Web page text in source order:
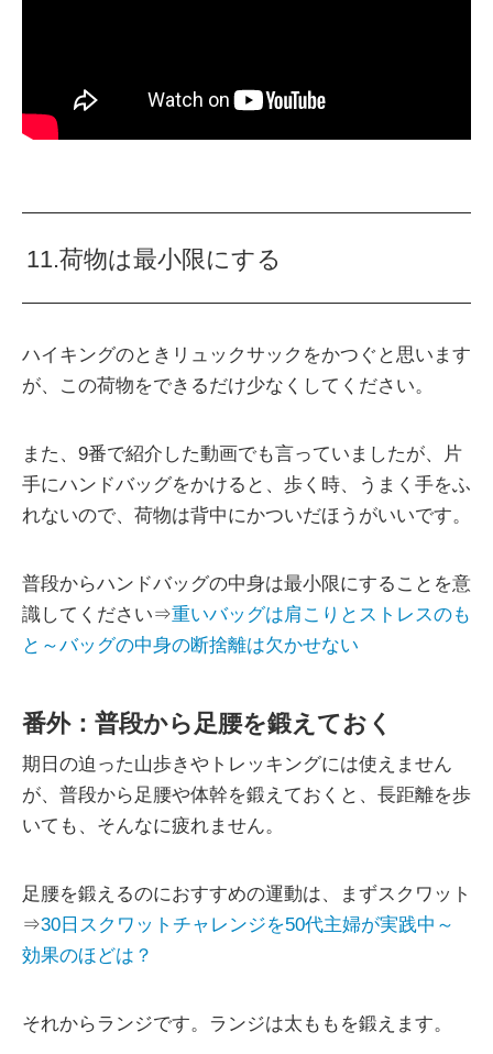
11.荷物は最小限にする
ハイキングのときリュックサックをかつぐと思います
が、この荷物をできるだけ少なくしてください。
また、9番で紹介した動画でも言っていましたが、片
手にハンドバッグをかけると、歩く時、うまく手をふ
れないので、荷物は背中にかついだほうがいいです。
普段からハンドバッグの中身は最小限にすることを意
識してください⇒重いバッグは肩こりとストレスのも
と～バッグの中身の断捨離は欠かせない
番外：普段から足腰を鍛えておく
期日の迫った山歩きやトレッキングには使えません
が、普段から足腰や体幹を鍛えておくと、長距離を歩
いても、そんなに疲れません。
足腰を鍛えるのにおすすめの運動は、まずスクワット
⇒30日スクワットチャレンジを50代主婦が実践中～
効果のほどは？
それからランジです。ランジは太ももを鍛えます。